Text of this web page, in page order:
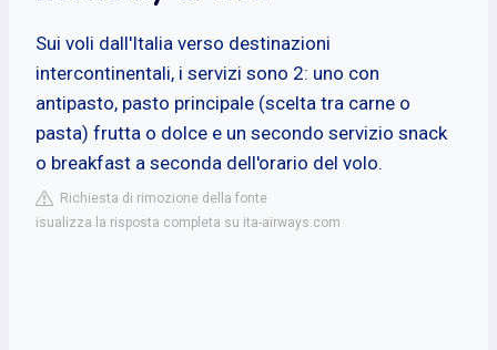
Sui voli dall'Italia verso destinazioni
intercontinentali, i servizi sono 2: uno con
antipasto, pasto principale (scelta tra carne o
pasta) frutta o dolce e un secondo servizio snack
o breakfast a seconda dell'orario del volo.
Richiesta di rimozione della fonte
isualizza la risposta completa su ita-airways.com